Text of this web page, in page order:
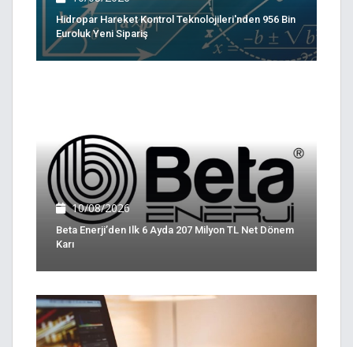
Hidropar Hareket Kontrol Teknolojileri'nden 956 Bin
Euroluk Yeni Sipariş
10/08/2026
Beta Enerji’den Ilk 6 Ayda 207 Milyon TL Net Dönem
Karı